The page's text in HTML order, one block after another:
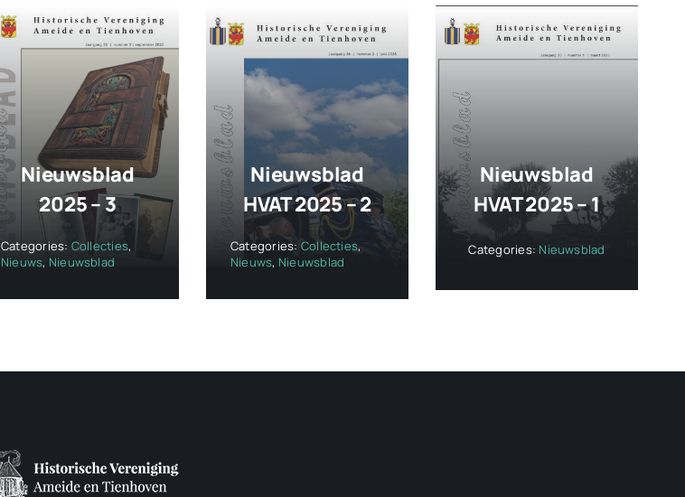
Nieuwsblad
2025 – 3
Categories: Collecties,
Nieuws, Nieuwsblad
Nieuwsblad
HVAT 2025 – 2
Categories: Collecties,
Nieuws, Nieuwsblad
Nieuwsblad
HVAT 2025 – 1
Categories: Nieuwsblad